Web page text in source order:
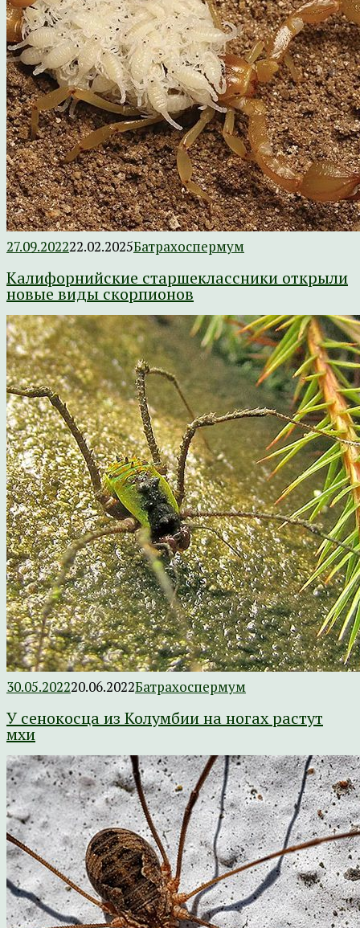
27.09.202222.02.2025Батрахоспермум
Калифорнийские старшеклассники открыли
новые виды скорпионов
30.05.202220.06.2022Батрахоспермум
У сенокосца из Колумбии на ногах растут
мхи